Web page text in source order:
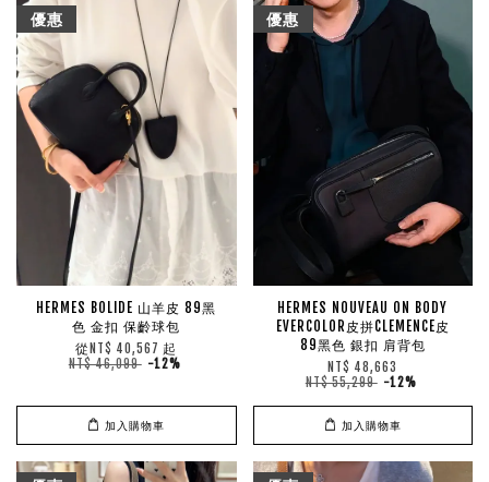
優惠
HERMES BOLIDE 山羊皮 89黑
色 金扣 保齡球包
從 NT$ 40,567 起
NT$ 46,099 -12%
加入購物車
優惠
HERMES NOUVEAU ON BODY
EVERCOLOR皮拼CLEMENCE皮
89黑色 銀扣 肩背包
NT$ 48,663
NT$ 55,299 -12%
加入購物車